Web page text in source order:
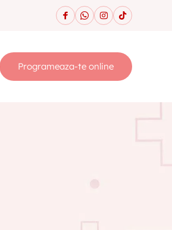
Programeaza-te online